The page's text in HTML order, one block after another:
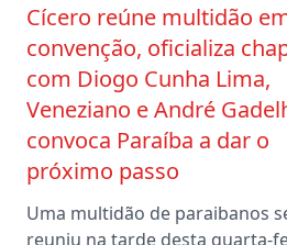
Cícero reúne multidão
convenção, oficializa
com Diogo Cunha Lima,
Veneziano e André
convoca Paraíba a dar o
próximo passo
Uma multidão de paraibanos
reuniu na tarde desta quarta-